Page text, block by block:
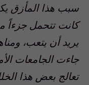
سبب هذا المأزق
كانت تتحمل جزءاً
يريد أن يتعب،
جاءت الجامعات
تعالج بعض هذا